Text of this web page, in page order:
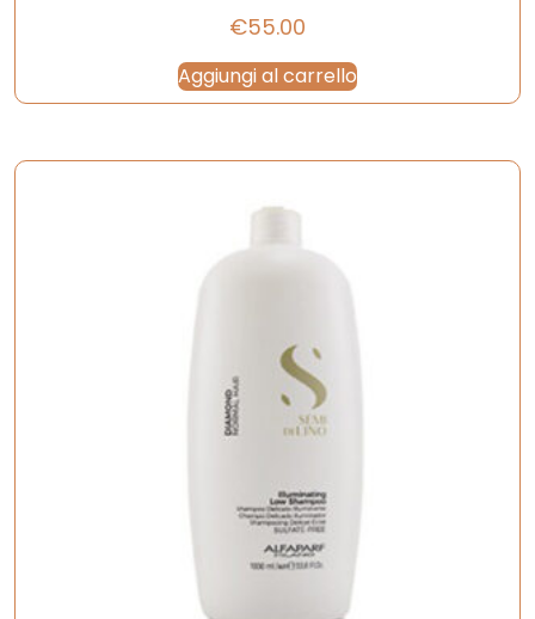
€55.00
Aggiungi al carrello